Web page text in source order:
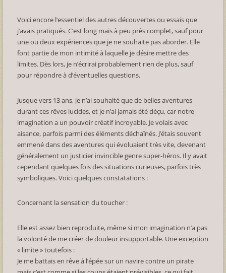
Voici encore l’essentiel des autres découvertes ou essais que
j’avais pratiqués. C’est long mais à peu près complet, sauf pour
une ou deux expériences que je ne souhaite pas aborder. Elle
font partie de mon intimité à laquelle je désire mettre des
limites. Dès lors, je n’écrirai probablement rien de plus, sauf
pour répondre à d’éventuelles questions.
Jusque vers 13 ans, je n’ai souhaité que de belles aventures
durant ces rêves lucides, et je n’ai jamais été déçu, car notre
imagination a un pouvoir créatif incroyable. Je volais avec
aisance, parfois parmi des éléments déchaînés. J’étais souvent
emmené dans des aventures qui évoluaient très vite, devenant
généralement un justicier invincible genre super-héros. Il y avait
cependant quelques fois des situations curieuses, parfois très
symboliques. Voici quelques constatations :
Concernant la sensation du toucher :
Elle est assez bien reproduite, même si mon imagination n’a pas
la volonté de me créer de douleur insupportable. Une exception
« limite » toutefois :
Je me battais en rêve à l’épée sur un navire contre un pirate